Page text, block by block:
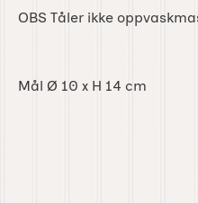
OBS Tåler ikke
Mål Ø 10 x H 14 cm